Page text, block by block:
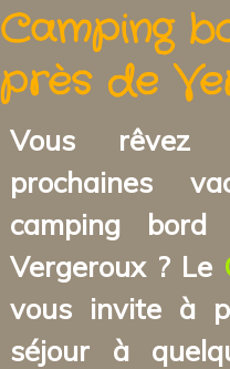
Camping
près de
Vous rêvez
prochaines
camping
Vergeroux ? Le
vous invite à
séjour à